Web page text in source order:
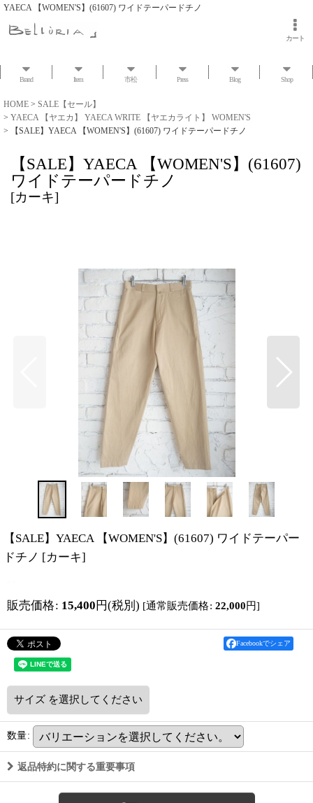
YAECA 【WOMEN'S】(61607) ワイドテーパードチノ
カート
Brand Item 市松 Press Blog Shop
HOME > SALE【セール】
> YAECA 【ヤエカ】 YAECA WRITE 【ヤエカライト】 WOMEN'S
>
【SALE】YAECA 【WOMEN'S】(61607) ワイドテーパードチノ
【SALE】YAECA 【WOMEN'S】(61607)
ワイドテーパードチノ
[カーキ]
【SALE】YAECA 【WOMEN'S】(61607) ワイドテーパー
ドチノ [カーキ]
販売価格: 15,400 円(税別) [通常販売価格: 22,000円]
Facebookでシェア
サイズ を選択してください
数量:
返品特約に関する重要事項